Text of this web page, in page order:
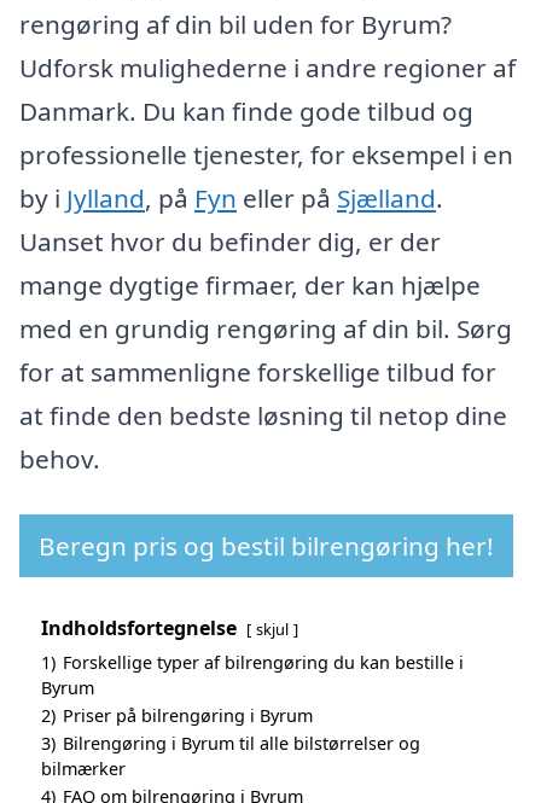
rengøring af din bil uden for Byrum?
Udforsk mulighederne i andre regioner af
Danmark. Du kan finde gode tilbud og
professionelle tjenester, for eksempel i en
by i Jylland, på Fyn eller på Sjælland.
Uanset hvor du befinder dig, er der
mange dygtige firmaer, der kan hjælpe
med en grundig rengøring af din bil. Sørg
for at sammenligne forskellige tilbud for
at finde den bedste løsning til netop dine
behov.
Beregn pris og bestil bilrengøring her!
Indholdsfortegnelse skjul
1) Forskellige typer af bilrengøring du kan bestille i
Byrum
2) Priser på bilrengøring i Byrum
3) Bilrengøring i Byrum til alle bilstørrelser og
bilmærker
4) FAQ om bilrengøring i Byrum